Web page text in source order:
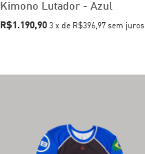
Kimono Lutador - Azul
R$1.190,90 3 x de R$396,97 sem juros